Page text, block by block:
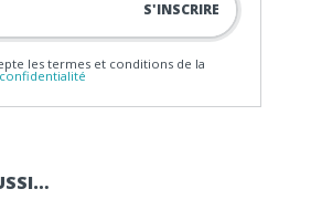
les termes et conditions de la